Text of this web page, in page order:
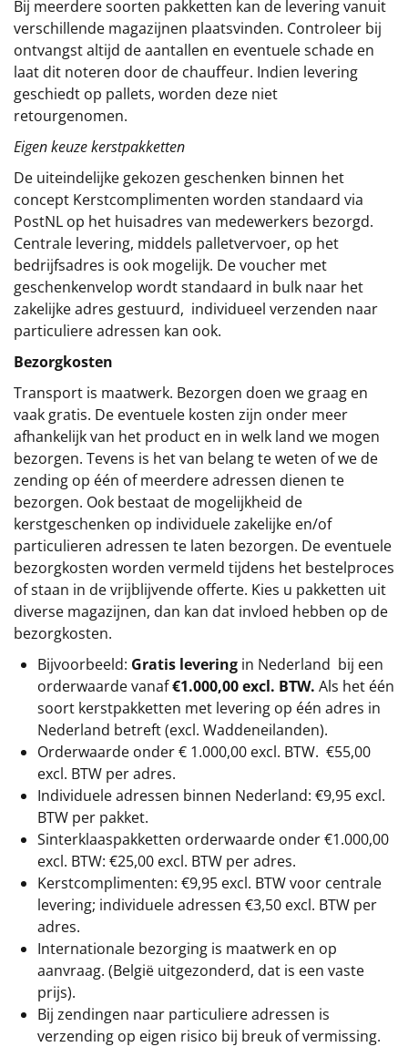
Bij meerdere soorten pakketten kan de levering vanuit
verschillende magazijnen plaatsvinden. Controleer bij
ontvangst altijd de aantallen en eventuele schade en
laat dit noteren door de chauffeur. Indien levering
geschiedt op pallets, worden deze niet
retourgenomen.
Eigen keuze kerstpakketten
De uiteindelijke gekozen geschenken binnen het
concept Kerstcomplimenten worden standaard via
PostNL op het huisadres van medewerkers bezorgd.
Centrale levering, middels palletvervoer, op het
bedrijfsadres is ook mogelijk. De voucher met
geschenkenvelop wordt standaard in bulk naar het
zakelijke adres gestuurd, individueel verzenden naar
particuliere adressen kan ook.
Bezorgkosten
Transport is maatwerk. Bezorgen doen we graag en
vaak gratis. De eventuele kosten zijn onder meer
afhankelijk van het product en in welk land we mogen
bezorgen. Tevens is het van belang te weten of we de
zending op één of meerdere adressen dienen te
bezorgen. Ook bestaat de mogelijkheid de
kerstgeschenken op individuele zakelijke en/of
particulieren adressen te laten bezorgen. De eventuele
bezorgkosten worden vermeld tijdens het bestelproces
of staan in de vrijblijvende offerte. Kies u pakketten uit
diverse magazijnen, dan kan dat invloed hebben op de
bezorgkosten.
Bijvoorbeeld: Gratis levering in Nederland bij een
orderwaarde vanaf€1.000,00 excl. BTW. Als het één
soort kerstpakketten met levering op één adres in
Nederland betreft (excl. Waddeneilanden).
Orderwaarde onder € 1.000,00 excl. BTW. €55,00
excl. BTW per adres.
Individuele adressen binnen Nederland: €9,95 excl.
BTW per pakket.
Sinterklaaspakketten orderwaarde onder €1.000,00
excl. BTW: €25,00 excl. BTW per adres.
Kerstcomplimenten: €9,95 excl. BTW voor centrale
levering; individuele adressen €3,50 excl. BTW per
adres.
Internationale bezorging is maatwerk en op
aanvraag. (België uitgezonderd, dat is een vaste
prijs).
Bij zendingen naar particuliere adressen is
verzending op eigen risico bij breuk of vermissing.